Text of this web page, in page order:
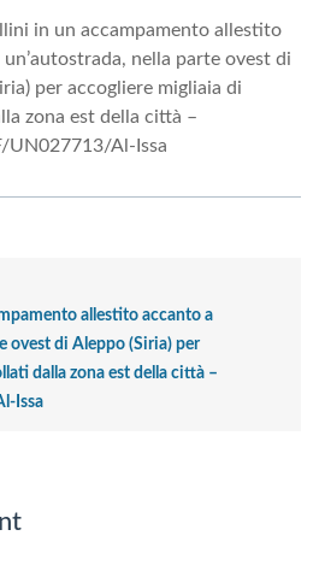
in un accampamento allestito
nella parte ovest di
per accogliere migliaia di
zona est della città –
UN027713/Al-Issa
allestito accanto a
ovest di Aleppo (Siria) per
dalla zona est della città –
Issa